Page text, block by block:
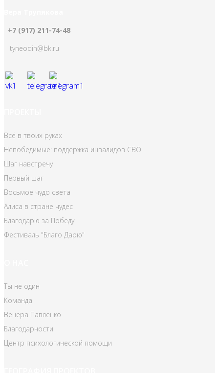
+7 (917) 211-74-48
tyneodin@bk.ru
Всё в твоих руках
Непобедимые: поддержка инвалидов СВО
Шаг навстречу
Первый шаг
Восьмое чудо света
Алиса в стране чудес
Благодарю за Победу
Фестиваль "Благо Дарю"
Ты не один
Команда
Венера Павленко
Благодарности
Центр психологической помощи